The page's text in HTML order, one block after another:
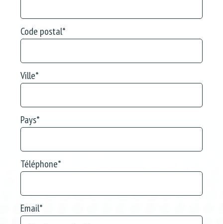
Code postal*
Ville*
Pays*
Téléphone*
Email*